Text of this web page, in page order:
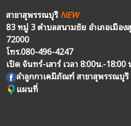
สาขาสุพรรณบุรีNEW
83 หมู่ 3 ตำบลสนามชัย อำเภอเมือ
72000
โทร.080-496-4247
เปิด จันทร์-เสาร์ เวลา 8:00น.-18:00
ลำลูกกาเคมีภัณฑ์ สาขาสุพรรณบุรี
แผนที่